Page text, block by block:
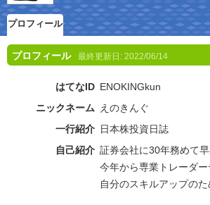
プロフィール
プロフィール 最終更新日: 2022/06/14
はてなID ENOKINGkun
ニックネーム えのきんぐ
一行紹介 日本株投資日誌
自己紹介 証券会社に30年務めて
今年から専業トレーダー
自分のスキルアップの